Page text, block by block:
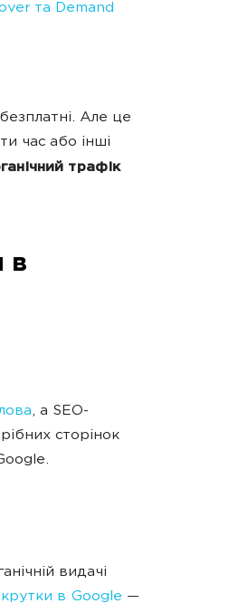
та Demand
Але це
час або інші
трафік
в
, а SEO-
сторінок
видачі
в Google —